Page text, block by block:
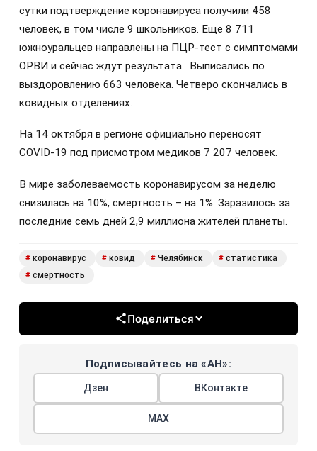
сутки подтверждение коронавируса получили 458
человек, в том числе 9 школьников. Еще 8 711
южноуральцев направлены на ПЦР-тест с симптомами
ОРВИ и сейчас ждут результата. Выписались по
выздоровлению 663 человека. Четверо скончались в
ковидных отделениях.
На 14 октября в регионе официально переносят
COVID-19 под присмотром медиков 7 207 человек.
В мире заболеваемость коронавирусом за неделю
снизилась на 10%, смертность – на 1%. Заразилось за
последние семь дней 2,9 миллиона жителей планеты.
# коронавирус # ковид # Челябинск # статистика
# смертность
Поделиться
Подписывайтесь на «АН»:
Дзен ВКонтакте
МАХ